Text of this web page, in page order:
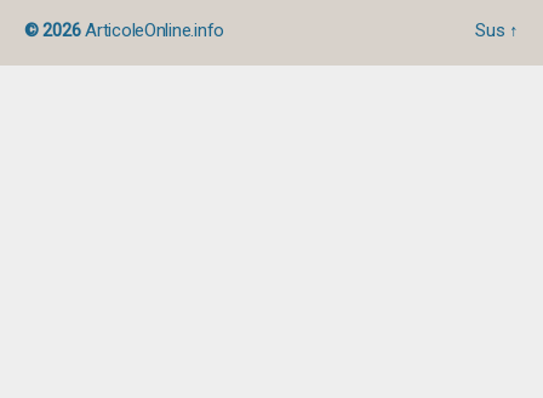
© 2026ArticoleOnline.info Sus ↑